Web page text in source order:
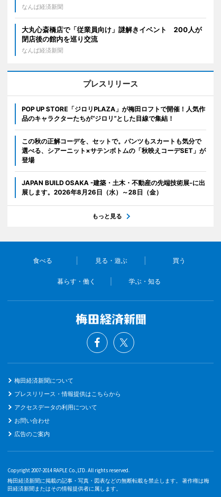
なんば経済新聞
大丸心斎橋店で「従業員向け」謎解きイベント 200人が
閉店後の館内を巡り交流
なんば経済新聞
プレスリリース
POP UP STORE「ジロリPLAZA」が梅田ロフトで開催！人気作
品のキャラクターたちが“ジロリ”とした目線で集結！
この秋の正解コーデを、セットで。パンツもスカートも気分で
選べる、シアーニット×サテンボトムの「秋映えコーデSET」が
登場
JAPAN BUILD OSAKA -建築・土木・不動産の先端技術展-に出
展します。2026年8月26日（水）～28日（金）
もっと見る
食べる 見る・遊ぶ 買う
暮らす・働く 学ぶ・知る
梅田経済新聞について
プレスリリース・情報提供はこちらから
アクセスデータの利用について
お問い合わせ
広告のご案内
Copyright 2007-2014 RAPLE Co.,LTD. All rights reserved.
梅田経済新聞に掲載の記事・写真・図表などの無断転載を禁止します。 著作権は梅
田経済新聞またはその情報提供者に属します。